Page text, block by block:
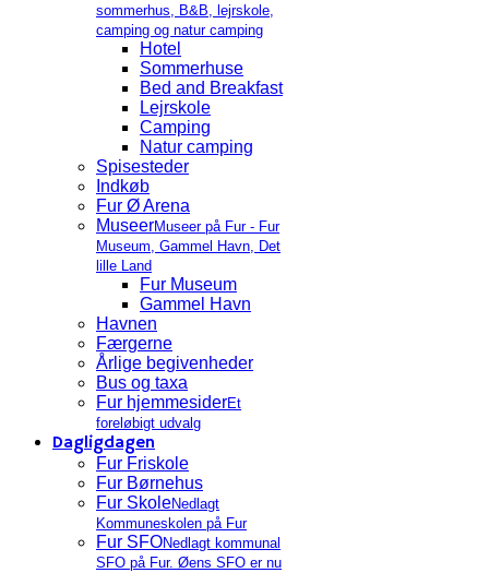
sommerhus, B&B, lejrskole,
camping og natur camping
Hotel
Sommerhuse
Bed and Breakfast
Lejrskole
Camping
Natur camping
Spisesteder
Indkøb
Fur Ø Arena
MuseerMuseer på Fur - Fur
Museum, Gammel Havn, Det
lille Land
Fur Museum
Gammel Havn
Havnen
Færgerne
Årlige begivenheder
Bus og taxa
Fur hjemmesiderEt
foreløbigt udvalg
Dagligdagen
Fur Friskole
Fur Børnehus
Fur SkoleNedlagt
Kommuneskolen på Fur
Fur SFONedlagt kommunal
SFO på Fur. Øens SFO er nu